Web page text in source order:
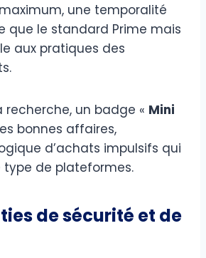
une temporalité
que le standard Prime mais
aux pratiques des
recherche, un badge « Mini
bonnes affaires,
d’achats impulsifs qui
de plateformes.
de sécurité et de